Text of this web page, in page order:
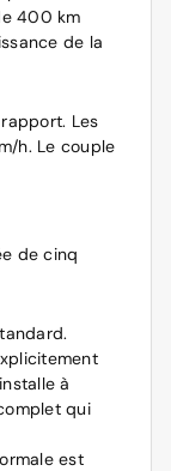
400 km
de la
Les
h. Le couple
de cinq
à
qui
est